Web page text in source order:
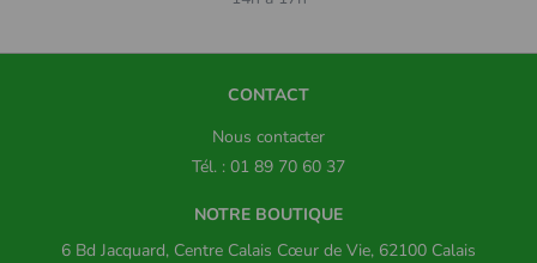
CONTACT
Nous contacter
Tél. : 01 89 70 60 37
NOTRE BOUTIQUE
6 Bd Jacquard, Centre Calais Cœur de Vie, 62100 Calais